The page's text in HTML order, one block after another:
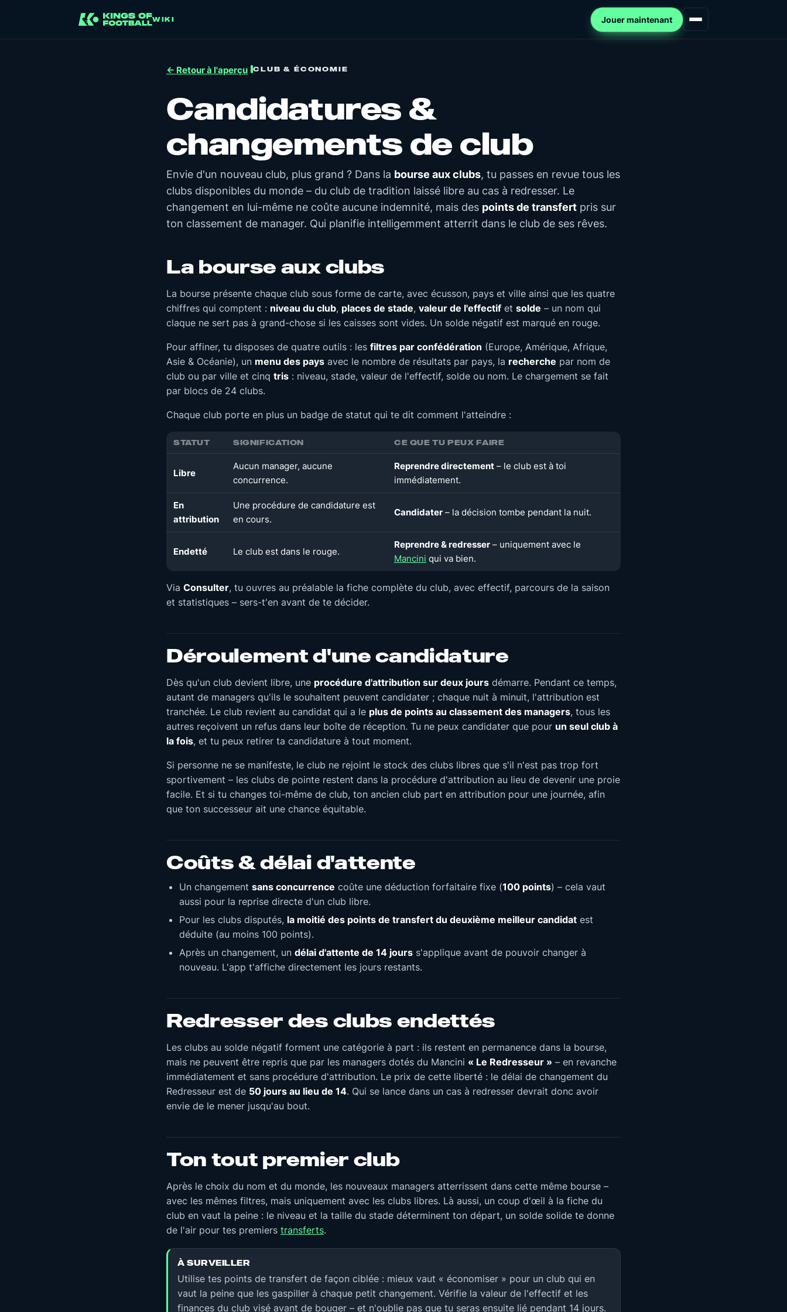
WIKI Jouer maintenant
← Retour à l'aperçu CLUB & ÉCONOMIE
Candidatures &
changements de club
Envie d'un nouveau club, plus grand ? Dans la bourse aux clubs, tu passes en revue tous les
clubs disponibles du monde – du club de tradition laissé libre au cas à redresser. Le
changement en lui-même ne coûte aucune indemnité, mais des points de transfert pris sur
ton classement de manager. Qui planifie intelligemment atterrit dans le club de ses rêves.
La bourse aux clubs
La bourse présente chaque club sous forme de carte, avec écusson, pays et ville ainsi que les quatre
chiffres qui comptent : niveau du club, places de stade, valeur de l'effectif et solde – un nom qui
claque ne sert pas à grand-chose si les caisses sont vides. Un solde négatif est marqué en rouge.
Pour affiner, tu disposes de quatre outils : les filtres par confédération (Europe, Amérique, Afrique,
Asie & Océanie), un menu des pays avec le nombre de résultats par pays, la recherche par nom de
club ou par ville et cinq tris : niveau, stade, valeur de l'effectif, solde ou nom. Le chargement se fait
par blocs de 24 clubs.
Chaque club porte en plus un badge de statut qui te dit comment l'atteindre :
STATUT SIGNIFICATION CE QUE TU PEUX FAIRE
Libre
Aucun manager, aucune
concurrence.
Reprendre directement – le club est à toi
immédiatement.
En
attribution
Une procédure de candidature est
en cours.
Candidater – la décision tombe pendant la nuit.
Endetté Le club est dans le rouge.
Reprendre & redresser – uniquement avec le
Mancini qui va bien.
Via Consulter, tu ouvres au préalable la fiche complète du club, avec effectif, parcours de la saison
et statistiques – sers-t'en avant de te décider.
Déroulement d'une candidature
Dès qu'un club devient libre, une procédure d'attribution sur deux jours démarre. Pendant ce temps,
autant de managers qu'ils le souhaitent peuvent candidater ; chaque nuit à minuit, l'attribution est
tranchée. Le club revient au candidat qui a le plus de points au classement des managers, tous les
autres reçoivent un refus dans leur boîte de réception. Tu ne peux candidater que pour un seul club à
la fois, et tu peux retirer ta candidature à tout moment.
Si personne ne se manifeste, le club ne rejoint le stock des clubs libres que s'il n'est pas trop fort
sportivement – les clubs de pointe restent dans la procédure d'attribution au lieu de devenir une proie
facile. Et si tu changes toi-même de club, ton ancien club part en attribution pour une journée, afin
que ton successeur ait une chance équitable.
Coûts & délai d'attente
Un changement sans concurrence coûte une déduction forfaitaire fixe (100 points) – cela vaut
aussi pour la reprise directe d'un club libre.
Pour les clubs disputés, la moitié des points de transfert du deuxième meilleur candidat est
déduite (au moins 100 points).
Après un changement, un délai d'attente de 14 jours s'applique avant de pouvoir changer à
nouveau. L'app t'affiche directement les jours restants.
Redresser des clubs endettés
Les clubs au solde négatif forment une catégorie à part : ils restent en permanence dans la bourse,
mais ne peuvent être repris que par les managers dotés du Mancini « Le Redresseur » – en revanche
immédiatement et sans procédure d'attribution. Le prix de cette liberté : le délai de changement du
Redresseur est de 50 jours au lieu de 14. Qui se lance dans un cas à redresser devrait donc avoir
envie de le mener jusqu'au bout.
Ton tout premier club
Après le choix du nom et du monde, les nouveaux managers atterrissent dans cette même bourse –
avec les mêmes filtres, mais uniquement avec les clubs libres. Là aussi, un coup d'œil à la fiche du
club en vaut la peine : le niveau et la taille du stade déterminent ton départ, un solde solide te donne
de l'air pour tes premiers transferts.
À SURVEILLER
Utilise tes points de transfert de façon ciblée : mieux vaut « économiser » pour un club qui en
vaut la peine que les gaspiller à chaque petit changement. Vérifie la valeur de l'effectif et les
finances du club visé avant de bouger – et n'oublie pas que tu seras ensuite lié pendant 14 jours.